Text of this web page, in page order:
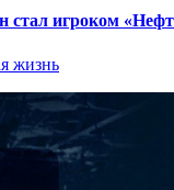
стал игроком
жизнь